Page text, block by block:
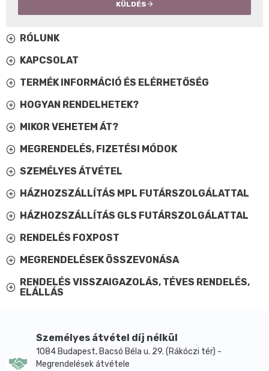
KÜLDÉS
RÓLUNK
KAPCSOLAT
TERMÉK INFORMÁCIÓ ÉS ELÉRHETŐSÉG
HOGYAN RENDELHETEK?
MIKOR VEHETEM ÁT?
MEGRENDELÉS, FIZETÉSI MÓDOK
SZEMÉLYES ÁTVÉTEL
HÁZHOZSZÁLLÍTÁS MPL FUTÁRSZOLGÁLATTAL
HÁZHOZSZÁLLÍTÁS GLS FUTÁRSZOLGÁLATTAL
RENDELÉS FOXPOST
MEGRENDELÉSEK ÖSSZEVONÁSA
RENDELÉS VISSZAIGAZOLÁS, TÉVES RENDELÉS,
ELÁLLÁS
Személyes átvétel díj nélkül
1084 Budapest, Bacsó Béla u. 29. (Rákóczi tér) -
Megrendelések átvétele